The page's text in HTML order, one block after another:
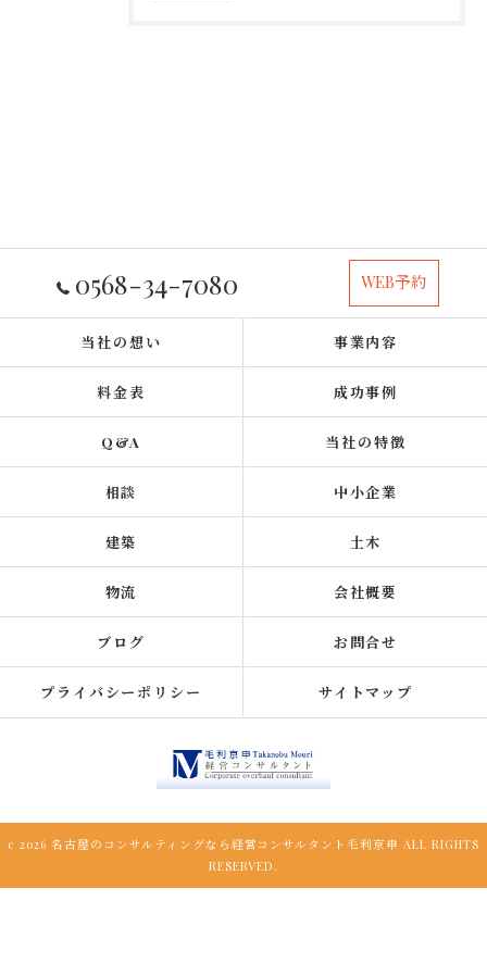
0568-34-7080 WEB予約
当社の想い 事業内容
料金表 成功事例
Q&A 当社の特徴
相談 中小企業
建築 土木
物流 会社概要
ブログ お問合せ
プライバシーポリシー サイトマップ
c 2026 名古屋のコンサルティングなら経営コンサルタント毛利京申 ALL RIGHTS
RESERVED.